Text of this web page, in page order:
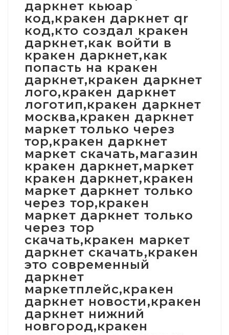
даркнет кьюар
код,кракен даркнет qr
код,кто создал кракен
даркнет,как войти в
кракен даркнет,как
попасть на кракен
даркнет,кракен даркнет
лого,кракен даркнет
логотип,кракен даркнет
москва,кракен даркнет
маркет только через
тор,кракен даркнет
маркет скачать,магазин
кракен даркнет,маркет
кракен даркнет,кракен
маркет даркнет только
через тор,кракен
маркет даркнет только
через тор
скачать,кракен маркет
даркнет скачать,кракен
это современный
даркнет
маркетплейс,кракен
даркнет новости,кракен
даркнет нижний
новгород,кракен